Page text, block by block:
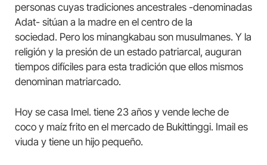
personas cuyas tradiciones ancestrales -denominadas
Adat- sitúan a la madre en el centro de la
sociedad. Pero los minangkabau son musulmanes. Y la
religión y la presión de un estado patriarcal, auguran
tiempos difíciles para esta tradición que ellos mismos
denominan matriarcado.
Hoy se casa Imel. tiene 23 años y vende leche de
coco y maíz frito en el mercado de Bukittinggi. Imail es
viuda y tiene un hijo pequeño.